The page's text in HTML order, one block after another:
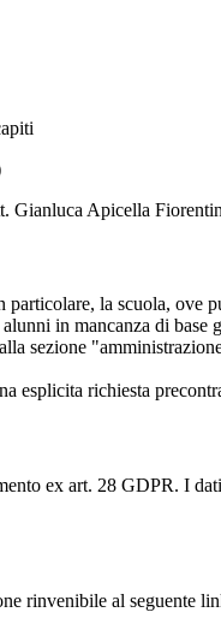
Gianluca Apicella
la scuola, ove
in mancanza di
sezione
esplicita richiesta
ex art. 28 GDPR. I
rinvenibile al seguente